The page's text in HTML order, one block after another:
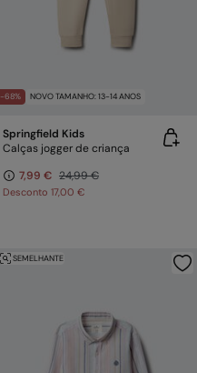
-68% NOVO TAMANHO: 13-14 ANOS
Springfield Kids
Calças jogger de criança
7,99 € 24,99 €
Desconto 17,00 €
SEMELHANTE